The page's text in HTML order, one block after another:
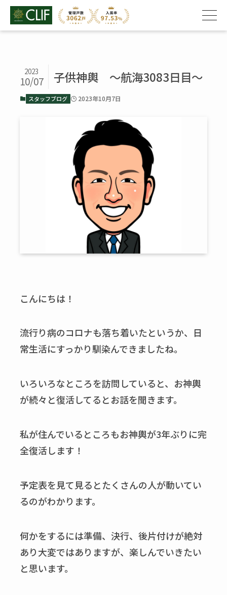
子供神輿 ～航海3083日目～
2023
10/07
スタッフブログ 2023年10月7日
こんにちは！
流行り病のコロナも落ち着いたというか、日
常生活にすっかり馴染んできましたね。
いろいろなところを訪問していると、お神輿
が続々と復活してるとお話を聞きます。
私が住んでいるところもお神輿が3年ぶりに完
全復活します！
予定表を見て見るとたくさんの人が動いてい
るのがわかります。
何かをするには準備、決行、後片付けが絶対
あり大変ではありますが、楽しんでいきたい
と思います。